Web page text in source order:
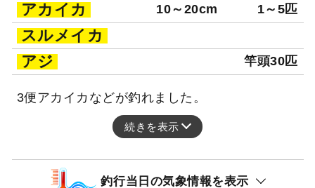
アカイカ
10～20cm 1～5匹
スルメイカ
アジ
竿頭30匹
3便アカイカなどが釣れました。
続きを表示
釣行当日の気象情報を表示